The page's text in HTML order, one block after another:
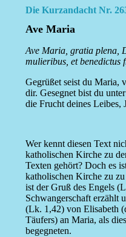
Die Kurzandacht Nr.
Ave Maria
Ave Maria, gratia plena,
mulieribus, et benedictus
Gegrüßet seist du Maria,
dir. Gesegnet bist du
die Frucht deines Leibes,
Wer kennt diesen Text
katholischen Kirche zu
Texten gehört? Doch es
katholischen Kirche zu
ist der Gruß des Engels
Schwangerschaft erzählt
(Lk. 1,42) von Elisabeth
Täufers) an Maria, als
begegneten.